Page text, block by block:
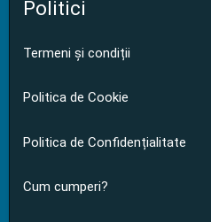
Politici
Termeni și condiții
Politica de Cookie
Politica de Confidențialitate
Cum cumperi?